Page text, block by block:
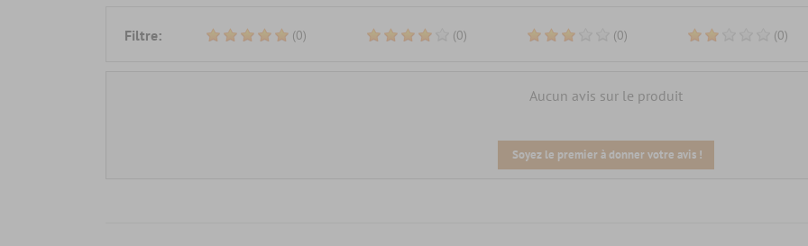
Filtre: (0) (0) (0) (0)
Aucun avis sur le produit
Soyez le premier à donner votre avis !